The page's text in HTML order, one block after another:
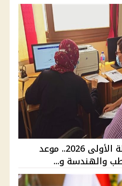
نتيجة تنسيق المرحلة الأولى 2026.. موعد
والهندسة و...